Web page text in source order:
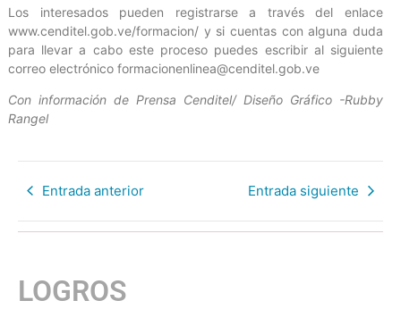
Los interesados pueden registrarse a través del enlace
www.cenditel.gob.ve/formacion/ y si cuentas con alguna duda
para llevar a cabo este proceso puedes escribir al siguiente
correo electrónico formacionenlinea@cenditel.gob.ve
Con información de Prensa Cenditel/ Diseño Gráfico -Rubby
Rangel
Entrada anterior Entrada siguiente
LOGROS